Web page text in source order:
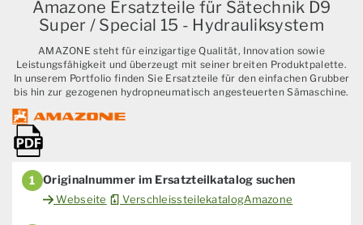
Amazone Ersatzteile für Sätechnik D9
Super / Special 15 - Hydrauliksystem
AMAZONE steht für einzigartige Qualität, Innovation sowie
Leistungsfähigkeit und überzeugt mit seiner breiten Produktpalette.
In unserem Portfolio finden Sie Ersatzteile für den einfachen Grubber
bis hin zur gezogenen hydropneumatisch angesteuerten Sämaschine.
1 Originalnummer im Ersatzteilkatalog suchen
Webseite VerschleissteilekatalogAmazone